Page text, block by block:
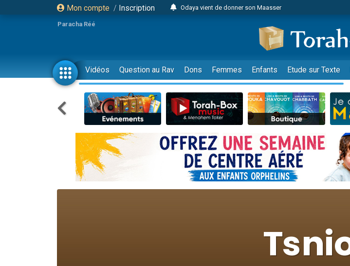
Mon compte / Inscription
3 personnes viennent de faire un don pour 5 jours de
3 personnes viennent de faire un don pour Diane, 80
2 personnes viennent de nous rejoindre sur WhatsApp
30 personnes viennent de faire un don pour Sauvez la
Il reste 49 places pour étudier en groupe sur Zoom
12 nouvelles musiques dans Torah-Box Music
3 personnes viennent de nous rejoindre sur WhatsApp
2 nouvelles musiques dans Torah-Box Music
3 personnes viennent de nous rejoindre sur WhatsApp
8 personnes viennent de faire un don pour Tsédaka :
Nathaniel vient de donner son Maasser
Paracha Réé
Vidéos Question au Rav Dons Femmes Enfants Etude sur Texte